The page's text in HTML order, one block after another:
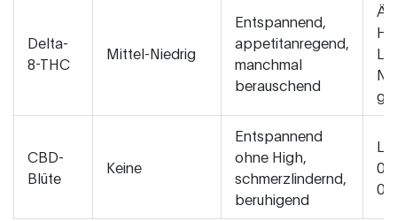
Delta-
8-THC
Mittel-Niedrig
Entspannend,
appetitanregend,
manchmal
berauschend
CBD-
Blüte
Keine
Entspannend
ohne High,
schmerzlindernd,
beruhigend